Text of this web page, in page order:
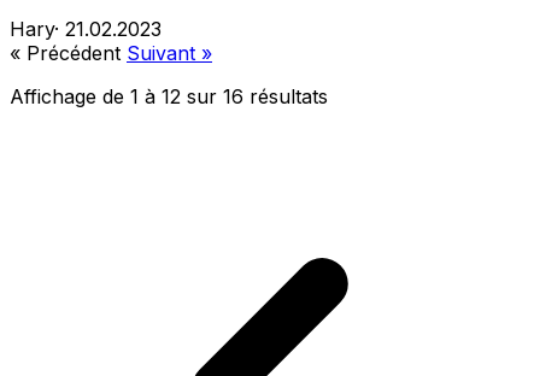
Hary· 21.02.2023
« Précédent Suivant »
Affichage de 1 à 12 sur 16 résultats